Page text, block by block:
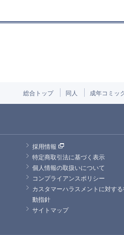
総合トップ 同人 成年コミッ
採用情報
特定商取引法に基づく表示
個人情報の取扱いについて
コンプライアンスポリシー
カスタマーハラスメントに対す
動指針
サイトマップ